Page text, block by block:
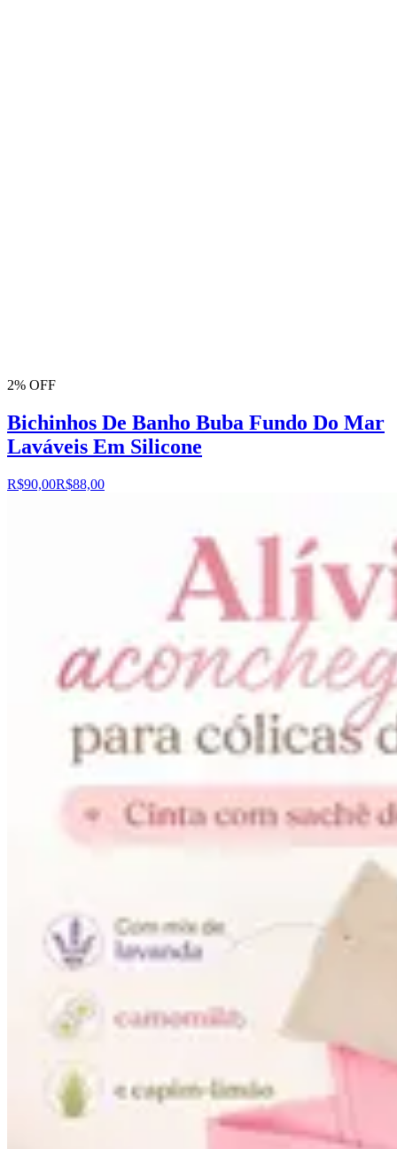
2% OFF
Bichinhos De Banho Buba Fundo Do Mar
Laváveis Em Silicone
R$90,00R$88,00